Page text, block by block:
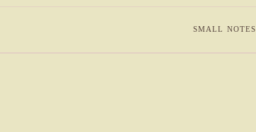
SMALL NOTES